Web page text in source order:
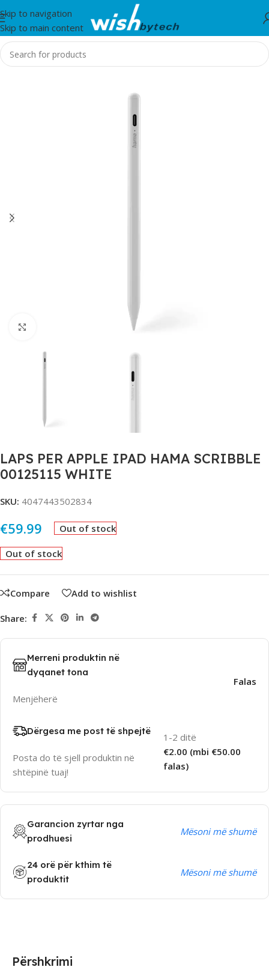
Skip to navigation
Skip to main content
Home/Hama
LAPS PER APPLE IPAD HAMA SCRIBBLE
00125115 WHITE
SKU: 4047443502834
€59.99 Out of stock
Out of stock
Compare Add to wishlist
Share:
Merreni produktin në
dyqanet tona
Menjëherë
Falas
Dërgesa me post të shpejtë
Posta do të sjell produktin në
shtëpinë tuaj!
1-2 ditë
€2.00 (mbi €50.00
falas)
Garancion zyrtar nga
prodhuesi
Mësoni më shumë
24 orë për kthim të
produktit
Mësoni më shumë
Përshkrimi